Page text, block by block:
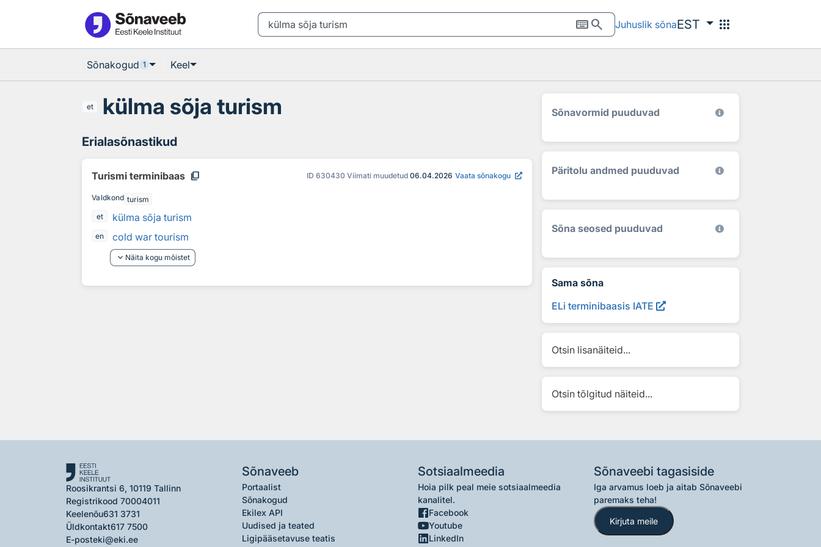
keyboardsearch Juhuslik sõnaEST apps
Sõnakogud 1 Keel
et külma sõja turism
Erialasõnastikud
Turismi terminibaas content_copy ID 630430 Viimati muudetud 06.04.2026 Vaata sõnakogu
Valdkond turism
et
külma sõja turism
en
cold war tourism
keyboard_arrow_down Näita kogu mõistet
Sõnavormid puuduvad
Päritolu andmed puuduvad
Sõna seosed puuduvad
Sama sõna
ELi terminibaasis IATE
Otsin lisanäiteid...
Otsin tõlgitud näiteid...
Roosikrantsi 6, 10119 Tallinn
Registrikood 70004011
Keelenõu631 3731
Üldkontakt617 7500
E-posteki@eki.ee
Sõnaveeb
Portaalist
Sõnakogud
Ekilex API
Uudised ja teated
Ligipääsetavuse teatis
Sotsiaalmeedia
Hoia pilk peal meie sotsiaalmeedia
kanalitel.
Facebook
Youtube
LinkedIn
Sõnaveebi tagasiside
Iga arvamus loeb ja aitab Sõnaveebi
paremaks teha!
Kirjuta meile